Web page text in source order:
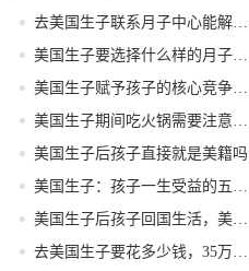
美国生子后孩子直接就是美籍吗